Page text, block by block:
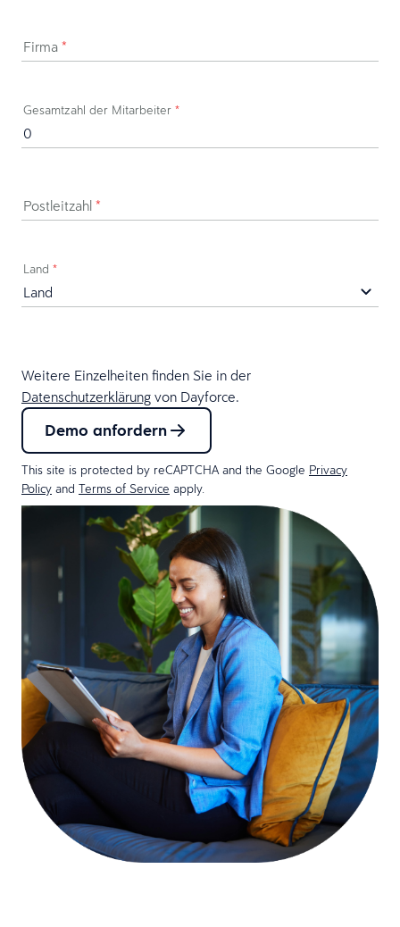
Firma *
Gesamtzahl der Mitarbeiter *
Postleitzahl *
Land *
Weitere Einzelheiten finden Sie in der
Datenschutzerklärung von Dayforce.
Demo anfordern
This site is protected by reCAPTCHA and the Google Privacy
Policy and Terms of Service apply.